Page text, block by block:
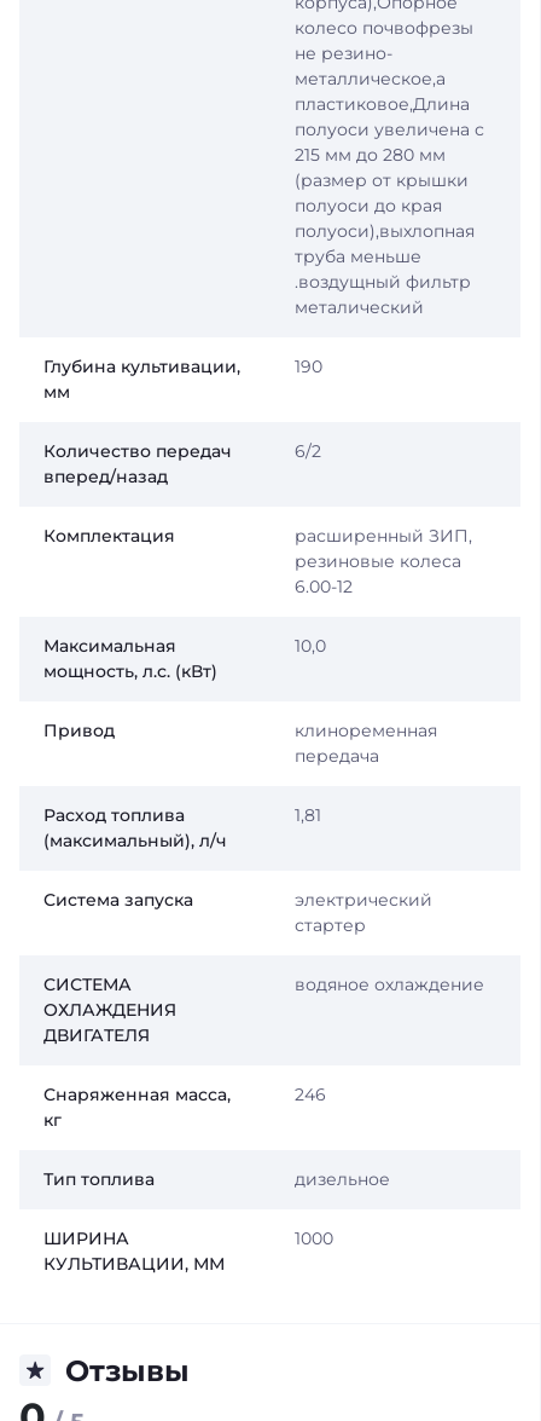
колесо почвофрезы
не резино-
металлическое,а
пластиковое,Длина
полуоси увеличена с
215 мм до 280 мм
(размер от крышки
полуоси до края
полуоси),выхлопная
труба меньше
.воздущный фильтр
металический
Глубина культивации,
мм
190
Количество передач
вперед/назад
6/2
Комплектация
расширенный ЗИП,
резиновые колеса
6.00-12
Максимальная
мощность, л.с. (кВт)
10,0
Привод
клиноременная
передача
Расход топлива
(максимальный), л/ч
1,81
Система запуска
электрический
стартер
СИСТЕМА
ОХЛАЖДЕНИЯ
ДВИГАТЕЛЯ
водяное охлаждение
Снаряженная масса,
кг
246
Тип топлива дизельное
ШИРИНА
КУЛЬТИВАЦИИ, ММ
1000
Отзывы